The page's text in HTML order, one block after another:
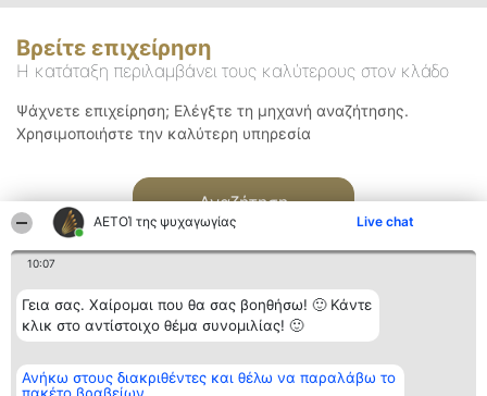
ΑΕΤΟΊ της ψυχαγωγίας Live chat
10:07
Γεια σας. Χαίρομαι που θα σας βοηθήσω! 🙂 Κάντε
κλικ στο αντίστοιχο θέμα συνομιλίας! 🙂
Ανήκω στους διακριθέντες και θέλω να παραλάβω το
Βρείτε επιχείρηση
Η κατάταξη περιλαμβάνει τους καλύτερους στον κλάδο
Ψάχνετε επιχείρηση; Ελέγξτε τη μηχανή αναζήτησης.
Χρησιμοποιήστε την καλύτερη υπηρεσία
Αναζήτηση
Διοργανωτής της
κατάταξης
BEAUTIFUL COMPANY
Κατάταξη
Διακριθέντες
Επικοινωνία
Επικοινωνία